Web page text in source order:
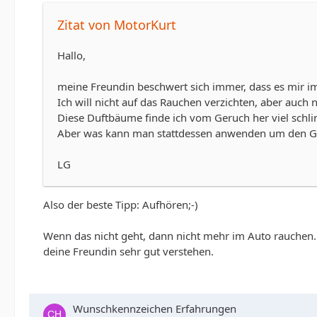
Zitat von MotorKurt
Hallo,
meine Freundin beschwert sich immer, dass es mir
Ich will nicht auf das Rauchen verzichten, aber auch
Diese Duftbäume finde ich vom Geruch her viel
Aber was kann man stattdessen anwenden um den
LG
Also der beste Tipp: Aufhören;-)
Wenn das nicht geht, dann nicht mehr im Auto
deine Freundin sehr gut verstehen.
Wunschkennzeichen Erfahrungen